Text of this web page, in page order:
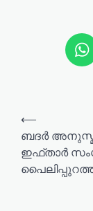
⟵
ബദർ
ഇഫ്താർ